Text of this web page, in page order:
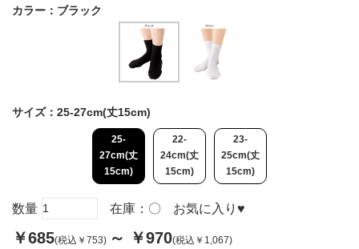
カラー： ブラック
サイズ： 25-27cm(丈15cm)
25-
27cm(丈
15cm)
22-
24cm(丈
15cm)
23-
25cm(丈
15cm)
数量 在庫： 〇 お気に入り ♥
￥685(税込￥753) ～ ￥970(税込￥1,067)